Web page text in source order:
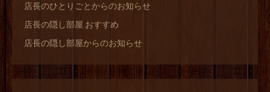
店長のひとりごとからのお知らせ
店長の隠し部屋 おすすめ
店長の隠し部屋からのお知らせ